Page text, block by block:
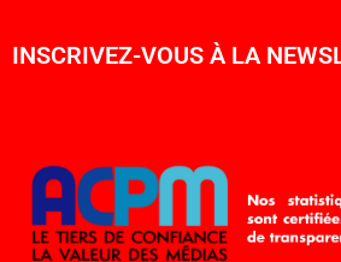
INSCRIVEZ-VOUS À LA